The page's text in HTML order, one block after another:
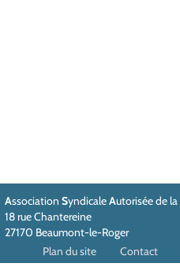
Plan du site Contact
Association SyndicaleAutorisée de la
18 rue Chantereine
27170 Beaumont-le-Roger